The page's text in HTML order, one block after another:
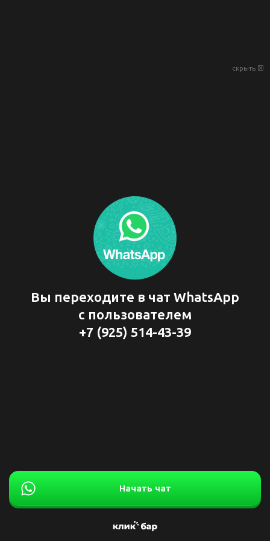
скрыть ☒
Вы переходите в чат WhatsApp
с пользователем
+7 (925) 514-43-39
Начать чат